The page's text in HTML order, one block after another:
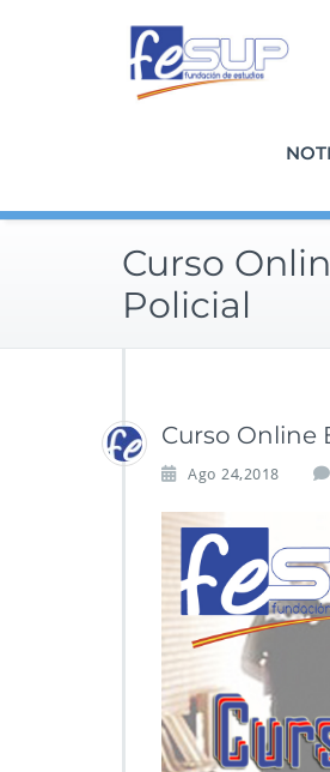
Curso
Policial
Curso Online
Ago 24,2018